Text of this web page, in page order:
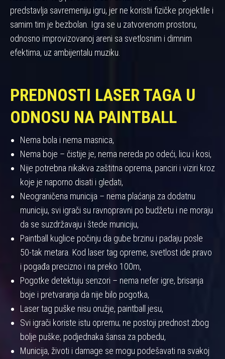
predstavlja savremeniju igru, jer ne koristii fizičke projektile i
samim tim je bezbolan. Igra se u zatvorenom prostoru,
odnosno improvizovanoj areni sa svetlosnim i dimnim
efektima, uz ambijentalu muziku.
PREDNOSTI LASER TAGA U
ODNOSU NA PAINTBALL
Nema bola i nema masnica,
Nema boje – čistije je, nema nereda po odeći, licu i kosi,
Nije potrebna nikakva zaštitna oprema, panciri i viziri kroz
koje je naporno disati i gledati,
Neograničena municija – nema plaćanja za dodatnu
municiju, svi igrači su ravnopravni po budžetu i ne moraju
da se suzdržavaju i štede municiju,
Paintball kuglice počinju da gube brzinu i padaju posle
50-tak metara. Kod laser tag opreme, svetlost ide pravo
i pogađa precizno i na preko 100m,
Pogotke detektuju senzori – nema nefer igre, brisanja
boje i pretvaranja da nije bilo pogotka,
Laser tag puške nisu oružje, paintball jesu,
Svi igrači koriste istu opremu; ne postoji prednost zbog
bolje puške; podjednaka šansa za pobedu,
Municija, životi i damage se mogu podešavati na svakoj